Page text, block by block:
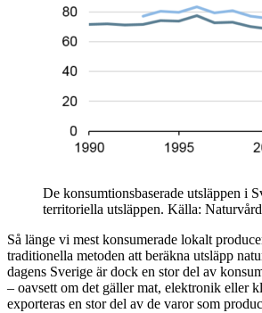
De konsumtionsbaserade utsläppen i
territoriella utsläppen. Källa:
Så länge vi mest konsumerade lokalt
traditionella metoden att beräkna utsläpp
dagens Sverige är dock en stor del av
– oavsett om det gäller mat, elektronik eller
exporteras en stor del av de varor som